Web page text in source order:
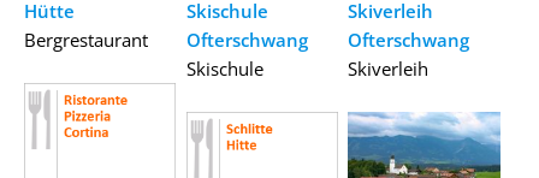
Hütte
Bergrestaurant
Skischule
Ofterschwang
Skischule
Skiverleih
Ofterschwang
Skiverleih